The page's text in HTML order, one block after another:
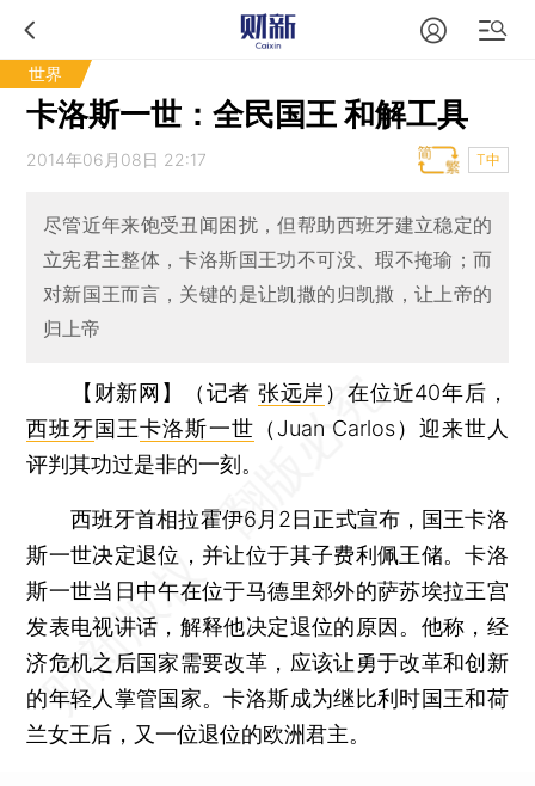
世界
卡洛斯一世：全民国王 和解工具
2014年06月08日 22:17 T中
尽管近年来饱受丑闻困扰，但帮助西班牙建立稳定的
立宪君主整体，卡洛斯国王功不可没、瑕不掩瑜；而
对新国王而言，关键的是让凯撒的归凯撒，让上帝的
归上帝
【财新网】（记者 张远岸 ） 在位近40年后，
西班牙国王卡洛斯一世 （Juan Carlos）迎来世人
评判其功过是非的一刻。
西班牙首相拉霍伊6月2日正式宣布，国王卡洛
斯一世决定退位，并让位于其子费利佩王储。卡洛
斯一世当日中午在位于马德里郊外的萨苏埃拉王宫
发表电视讲话，解释他决定退位的原因。他称，经
济危机之后国家需要改革，应该让勇于改革和创新
的年轻人掌管国家。卡洛斯成为继比利时国王和荷
兰女王后，又一位退位的欧洲君主。